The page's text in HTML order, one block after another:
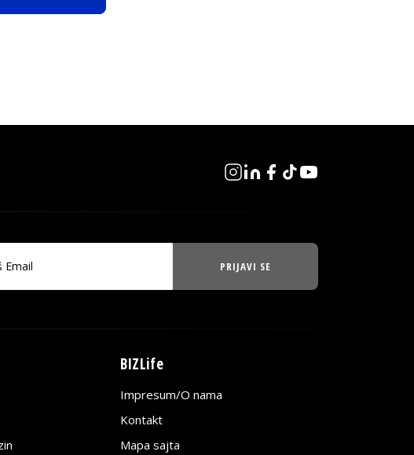
PRIJAVI SE
BIZLife
Impresum/O nama
Kontakt
Mapa sajta